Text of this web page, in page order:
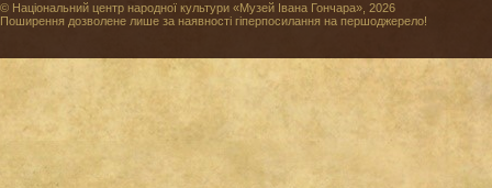
© Національний центр народної культури «Музей Івана Гончара», 2026
Поширення дозволене лише за наявності гіперпосилання на першоджерело!